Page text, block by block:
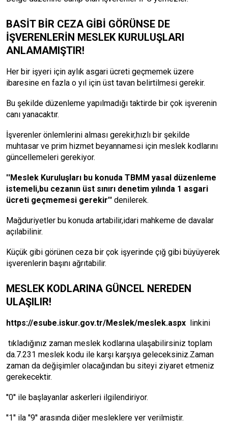
BASİT BİR CEZA GİBİ GÖRÜNSE DE
İŞVERENLERİN MESLEK KURULUŞLARI
ANLAMAMIŞTIR!
Her bir işyeri için aylık asgari ücreti geçmemek üzere
ibaresine en fazla o yıl için üst tavan belirtilmesi gerekir.
Bu şekilde düzenleme yapılmadığı taktirde bir çok işverenin
canı yanacaktır.
İşverenler önlemlerini alması gerekir,hızlı bir şekilde
muhtasar ve prim hizmet beyannamesi için meslek kodlarını
güncellemeleri gerekiyor.
''Meslek Kuruluşları bu konuda TBMM yasal düzenleme
istemeli,bu cezanın üst sınırı denetim yılında 1 asgari
ücreti geçmemesi gerekir'' denilerek.
Mağduriyetler bu konuda artabilir,idari mahkeme de davalar
açılabilinir.
Küçük gibi görünen ceza bir çok işyerinde çığ gibi büyüyerek
işverenlerin başını ağrıtabilir.
MESLEK KODLARINA GÜNCEL NEREDEN
ULAŞILIR!
https://esube.iskur.gov.tr/Meslek/meslek.aspx linkini
tıkladığınız zaman meslek kodlarına ulaşabilirsiniz toplam
da.7.231 meslek kodu ile karşı karşıya geleceksiniz.Zaman
zaman da değişimler olacağından bu siteyi ziyaret etmeniz
gerekecektir.
''0'' ile başlayanlar askerleri ilgilendiriyor.
''1'' ila ''9'' arasında diğer mesleklere yer verilmiştir.